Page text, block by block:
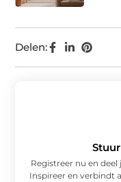
Delen:
Registreer nu en
Inspireer en verbindt